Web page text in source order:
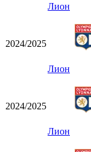
Лион
2024/2025
Лион
2024/2025
Лион